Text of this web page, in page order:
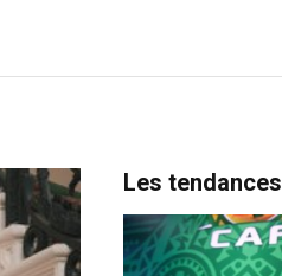
Les tendances